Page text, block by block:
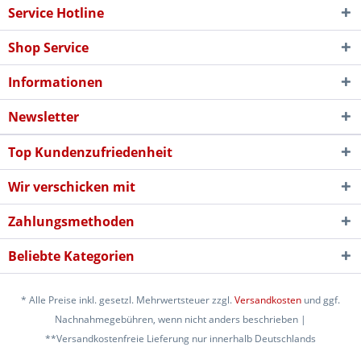
Service Hotline
Shop Service
Informationen
Newsletter
Top Kundenzufriedenheit
Wir verschicken mit
Zahlungsmethoden
Beliebte Kategorien
* Alle Preise inkl. gesetzl. Mehrwertsteuer zzgl.Versandkosten und ggf.
Nachnahmegebühren, wenn nicht anders beschrieben |
**Versandkostenfreie Lieferung nur innerhalb Deutschlands